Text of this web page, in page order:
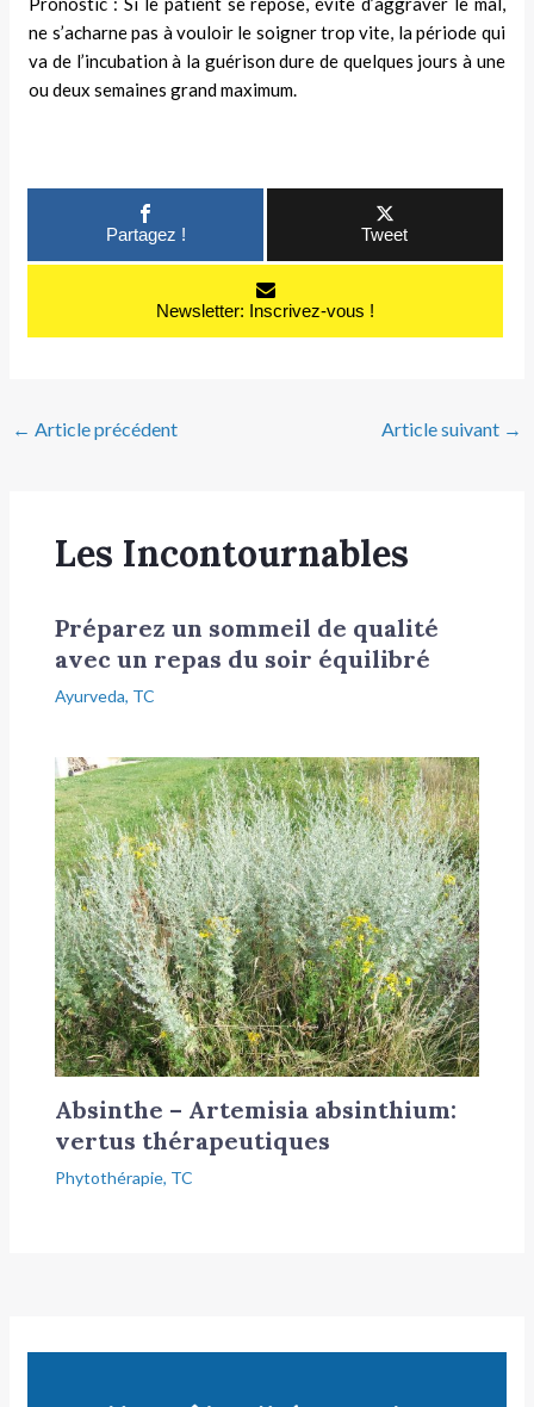
ne s’acharne pas à vouloir le soigner trop vite, la période qui
va de l’incubation à la guérison dure de quelques jours à une
ou deux semaines grand maximum.
Partagez ! Tweet
Newsletter: Inscrivez-vous !
← Article précédent Article suivant →
Les Incontournables
Préparez un sommeil de qualité
avec un repas du soir équilibré
Ayurveda, TC
Absinthe – Artemisia absinthium:
vertus thérapeutiques
Phytothérapie, TC